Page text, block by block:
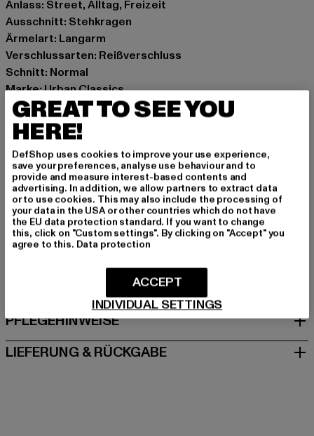
Anlass: Street, Alltag, Freizeit
Ausschnitt: Stehkragen
Ärmelart: Langarm
Verschlussarten: Reißverschluss
Schnitt: Normal
Marke: Urban Classics
Kat.: Übergangsjacken
Farbe: rot
Hersteller Farbe: burgundy
Materialzusammensetzung: 100% Polyester
Art.Nr: TB862-00606
Hersteller: TB International GmbH |info@tbint.de
Dr.-Robert-Murjahn-Straße 7 | 64372 Ober-Ramstadt |
DE
GRÖSSE & PASSFORM
PFLEGEHINWEISE
LIEFERUNG & RÜCKGABE
GREAT TO SEE YOU
HERE!
DefShop uses cookies to improve your use experience,
save your preferences, analyse use behaviour and to
provide and measure interest-based contents and
advertising. In addition, we allow partners to extract data
or to use cookies. This may also include the processing of
your data in the USA or other countries which do not have
the EU data protection standard. If you want to change
this, click on "Custom settings". By clicking on "Accept" you
agree to this. Data protection
INDIVIDUAL SETTINGS
ACCEPT